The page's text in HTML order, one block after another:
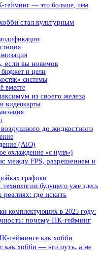
гейминг — это больше, чем
стал культурным
если вы новичок
и цели
системы
вместе
из своего железа
видеокарты
до жидкостного
(AIO)
охлаждение «с нуля»)
между FPS, разрешением и
графики
будущего уже здесь
где искать
комплектующих в 2025 году:
почему ПК-гейминг
гейминге как хобби
как хобби — это путь, а не